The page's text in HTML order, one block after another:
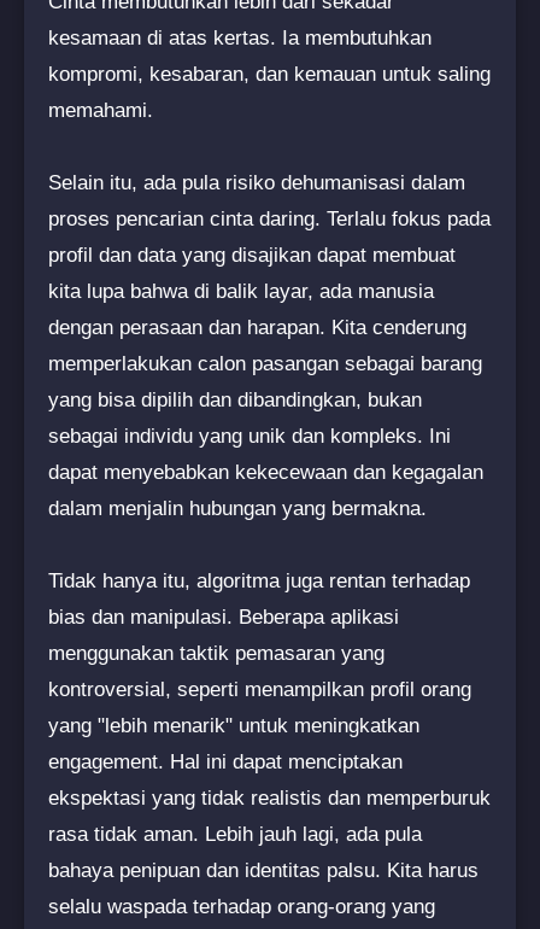
kesamaan di atas kertas. Ia membutuhkan
kompromi, kesabaran, dan kemauan untuk saling
memahami.
Selain itu, ada pula risiko dehumanisasi dalam
proses pencarian cinta daring. Terlalu fokus pada
profil dan data yang disajikan dapat membuat
kita lupa bahwa di balik layar, ada manusia
dengan perasaan dan harapan. Kita cenderung
memperlakukan calon pasangan sebagai barang
yang bisa dipilih dan dibandingkan, bukan
sebagai individu yang unik dan kompleks. Ini
dapat menyebabkan kekecewaan dan kegagalan
dalam menjalin hubungan yang bermakna.
Tidak hanya itu, algoritma juga rentan terhadap
bias dan manipulasi. Beberapa aplikasi
menggunakan taktik pemasaran yang
kontroversial, seperti menampilkan profil orang
yang "lebih menarik" untuk meningkatkan
engagement. Hal ini dapat menciptakan
ekspektasi yang tidak realistis dan memperburuk
rasa tidak aman. Lebih jauh lagi, ada pula
bahaya penipuan dan identitas palsu. Kita harus
selalu waspada terhadap orang-orang yang